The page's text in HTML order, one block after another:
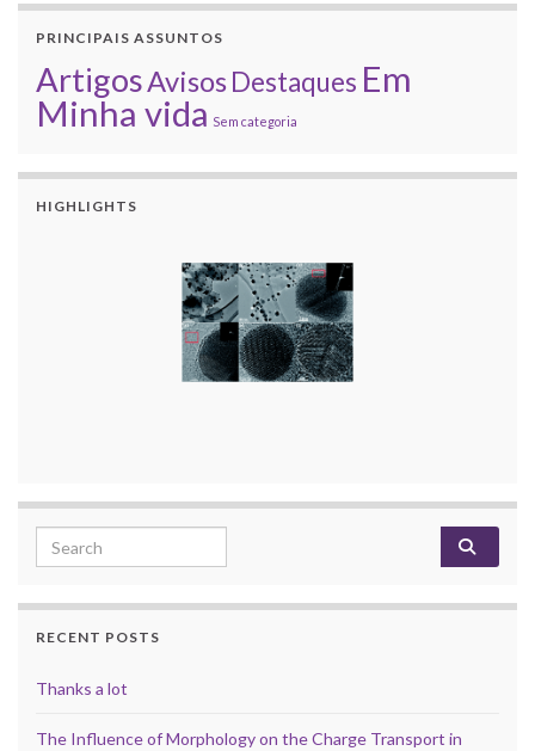
PRINCIPAIS ASSUNTOS
ArtigosAvisosDestaques Em
Minha vida Sem categoria
HIGHLIGHTS
Search for:
RECENT POSTS
Thanks a lot
The Influence of Morphology on the Charge Transport in